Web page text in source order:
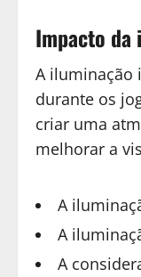
Impacto da
A iluminação
durante os
criar uma
melhorar a
A
A
A